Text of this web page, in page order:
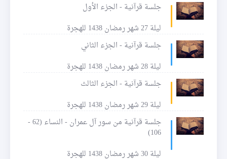
جلسة قرآنية - الجزء الأول
ليلة 27 شهر رمضان 1438 للهجرة
جلسة قرآنية - الجزء الثاني
ليلة 28 شهر رمضان 1438 للهجرة
جلسة قرآنية - الجزء الثالث
ليلة 29 شهر رمضان 1438 للهجرة
جلسة قرآنية من سور آل عمران - النساء (62 -
106)
ليلة 30 شهر رمضان 1438 للهجرة